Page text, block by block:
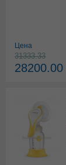
Цена
31333.33
28200.00